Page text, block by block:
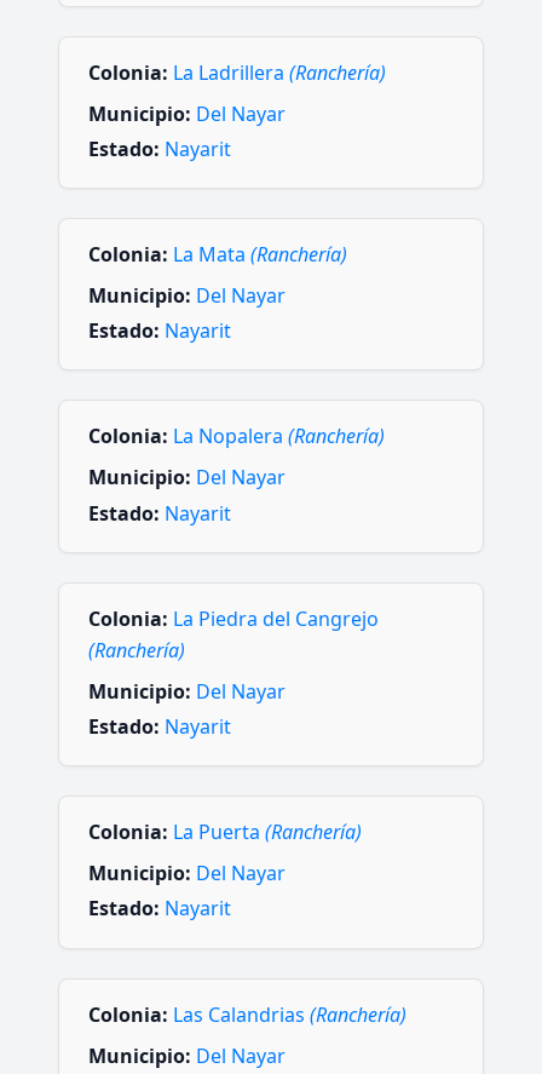
Colonia: La Ladrillera (Ranchería)
Municipio: Del Nayar
Estado: Nayarit
Colonia: La Mata (Ranchería)
Municipio: Del Nayar
Estado: Nayarit
Colonia: La Nopalera (Ranchería)
Municipio: Del Nayar
Estado: Nayarit
Colonia: La Piedra del Cangrejo
(Ranchería)
Municipio: Del Nayar
Estado: Nayarit
Colonia: La Puerta (Ranchería)
Municipio: Del Nayar
Estado: Nayarit
Colonia: Las Calandrias (Ranchería)
Municipio: Del Nayar